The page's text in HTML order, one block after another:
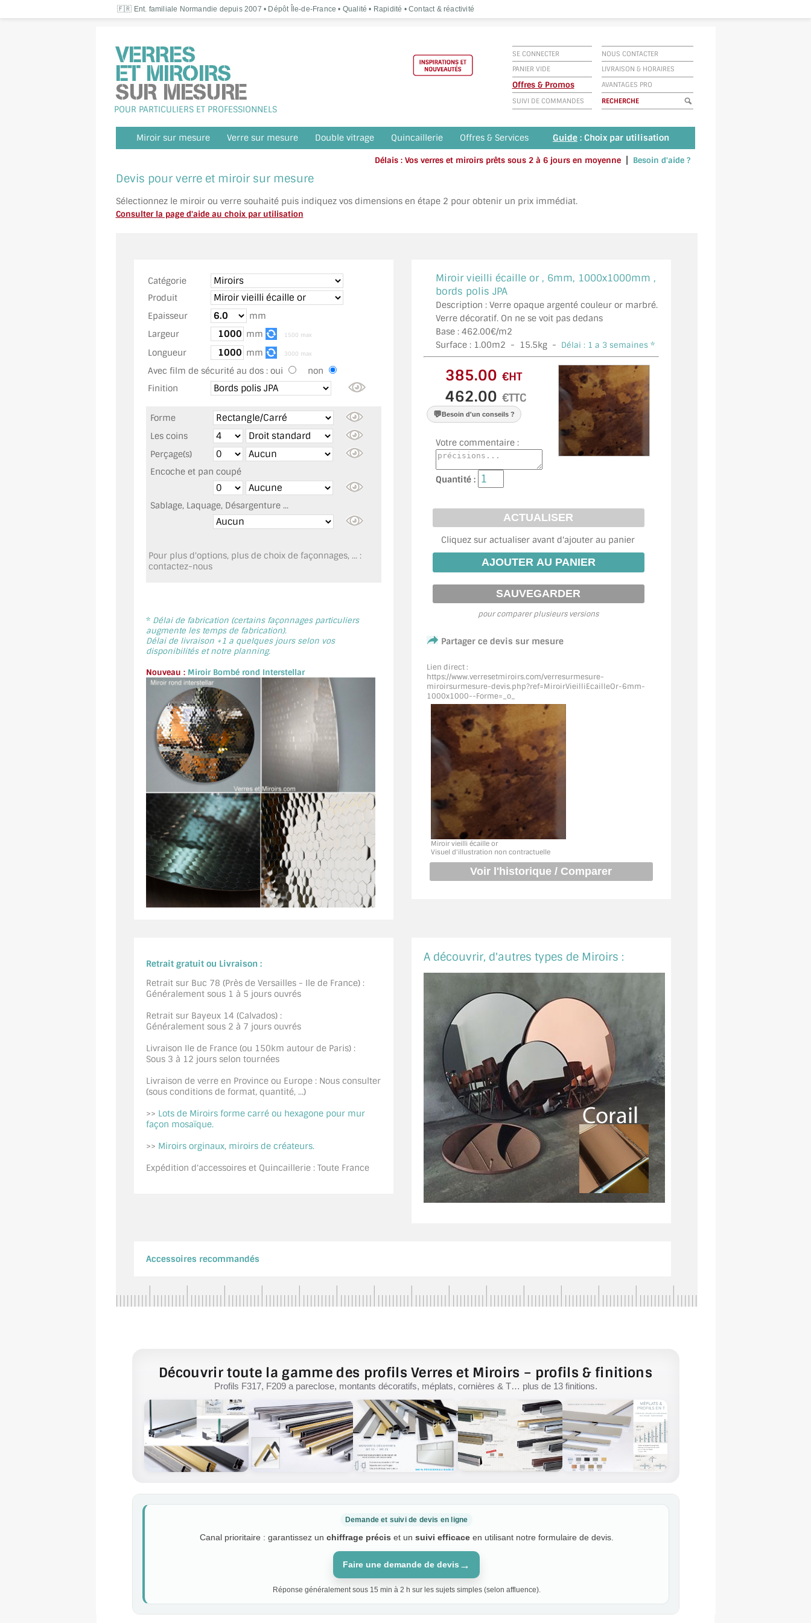
🇫🇷 Ent. familiale Normandie depuis 2007 • Dépôt Île-de-France • Qualité • Rapidité • Contact & réactivité
POUR PARTICULIERS ET PROFESSIONNELS
SE CONNECTER
NOUS CONTACTER
PANIER VIDE
LIVRAISON & HORAIRES
Offres & Promos
AVANTAGES PRO
SUIVI DE COMMANDES
Miroir sur mesure Verre sur mesure Double vitrage Quincaillerie Offres & Services Guide : Choix par utilisation
Délais : Vos verres et miroirs prêts sous 2 à 6 jours en moyenne| Besoin d'aide ?
Devis pour verre et miroir sur mesure
Sélectionnez le miroir ou verre souhaité puis indiquez vos dimensions en étape 2 pour obtenir un prix immédiat.
Consulter la page d'aide au choix par utilisation
Catégorie
Produit
Epaisseur
mm
Largeur
mm 1500 max
Longueur mm 3000 max
Avec film de sécurité au dos : oui
non
Finition
Forme
Les coins
Perçage(s)
Encoche et pan coupé
Sablage, Laquage, Désargenture ...
Pour plus d'options, plus de choix de façonnages, ... :
contactez-nous
* Délai de fabrication (certains façonnages particuliers
augmente les temps de fabrication).
Délai de livraison +1 a quelques jours selon vos
disponibilités et notre planning.
Nouveau : Miroir Bombé rond Interstellar
Miroir vieilli écaille or , 6mm, 1000x1000mm ,
bords polis JPA
Description : Verre opaque argenté couleur or marbré.
Verre décoratif. On ne se voit pas dedans
Base : 462.00€/m2
Surface : 1.00m2 - 15.5kg - Délai : 1 a 3 semaines *
€HT
€TTC
💬Besoin d'un conseils ?
Votre commentaire :
Quantité :
Cliquez sur actualiser avant d'ajouter au panier
pour comparer plusieurs versions
Partager ce devis sur mesure
Lien direct :
https://www.verresetmiroirs.com/verresurmesure-
miroirsurmesure-devis.php?ref=MiroirVieilliEcailleOr-6mm-
1000x1000--Forme=_o_
Miroir vieilli écaille or
Visuel d'illustration non contractuelle
Retrait gratuit ou Livraison :
Retrait sur Buc 78 (Près de Versailles - Ile de France) :
Généralement sous 1 à 5 jours ouvrés
Retrait sur Bayeux 14 (Calvados) :
Généralement sous 2 à 7 jours ouvrés
Livraison Ile de France (ou 150km autour de Paris) :
Sous 3 à 12 jours selon tournées
Livraison de verre en Province ou Europe : Nous consulter
(sous conditions de format, quantité, ...)
>> Lots de Miroirs forme carré ou hexagone pour mur
façon mosaïque.
>> Miroirs orginaux, miroirs de créateurs.
Expédition d'accessoires et Quincaillerie : Toute France
A découvrir, d'autres types de Miroirs :
Accessoires recommandés
Découvrir toute la gamme des profils Verres et Miroirs – profils & finitions
Profils F317, F209 a pareclose, montants décoratifs, méplats, cornières & T… plus de 13 finitions.
Demande et suivi de devis en ligne
Canal prioritaire : garantissez un chiffrage précis et un suivi efficaceen utilisant notre formulaire de devis.
Faire une demande de devis →
Réponse généralement sous 15 min à 2 h sur les sujets simples (selon affluence).